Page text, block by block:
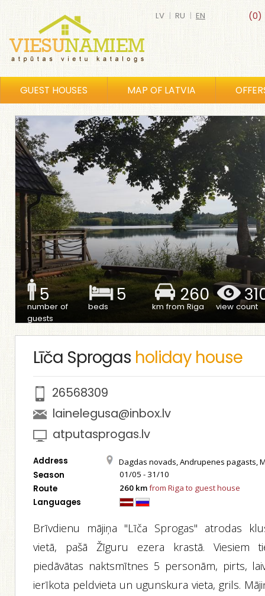
(0)
LV | RU | EN
GUEST HOUSES MAP OF LATVIA
5
number of
guests
5
beds
260
km from Riga view count
Līča Sprogas holiday house
26568309
lainelegusa@inbox.lv
atputasprogas.lv
Address Dagdas novads, Andrupenes pagasts,
Season 01/05 - 31/10
Route 260 kmfrom Riga to guest house
Languages
Brīvdienu mājiņa "Līča Sprogas" atrodas
vietā, pašā Žīguru ezera krastā. Viesiem
piedāvātas naktsmītnes 5 personām, pirts,
ierīkota peldvieta un ugunskura vieta, grils.